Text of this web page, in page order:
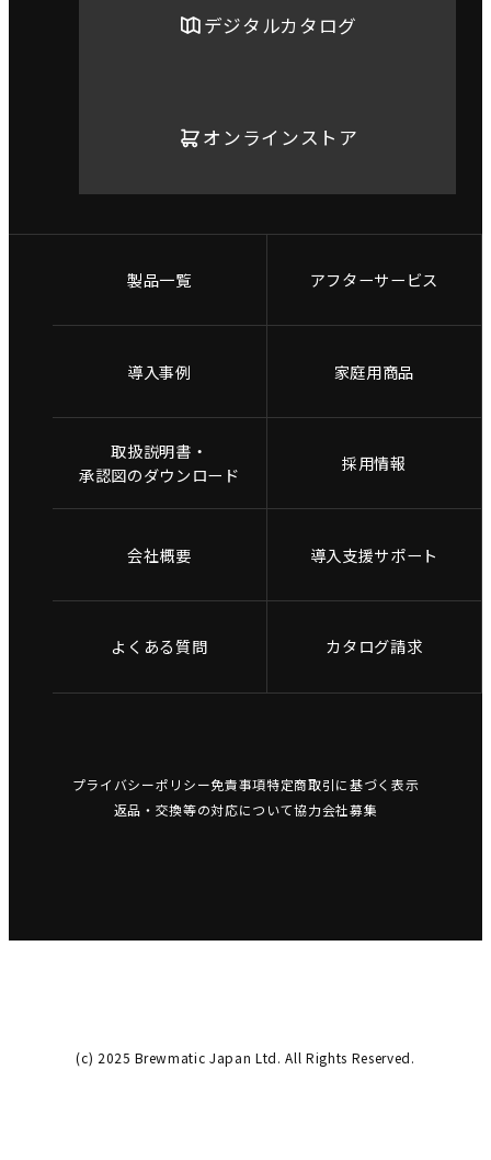
デジタルカタログ
オンラインストア
製品一覧 アフターサービス
導入事例 家庭用商品
取扱説明書・
承認図のダウンロード
採用情報
会社概要 導入支援サポート
よくある質問 カタログ請求
プライバシーポリシー免責事項特定商取引に基づく表示
返品・交換等の対応について協力会社募集
(c) 2025 Brewmatic Japan Ltd. All Rights Reserved.